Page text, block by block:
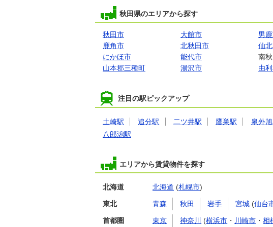
秋田県のエリアから探す
秋田市 大館市 男
鹿角市
北秋田市 仙
にかほ市
能代市 南
山本郡三種町
湯沢市 由
注目の駅ピックアップ
土崎駅 追分駅 二ツ井駅 鷹巣駅 泉外
八郎潟駅
エリアから賃貸物件を探す
北海道 北海道 (札幌市)
東北 青森 秋田 岩手 宮城(仙台
首都圏 東京 神奈川 (横浜市 ・ 川崎市 ・相